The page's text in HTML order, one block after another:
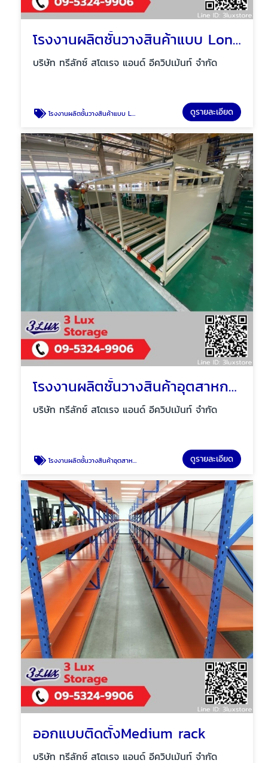
โรงงานผลิตชั้นวางสินค้าแบบ Long span shelf
บริษัท ทรีลักซ์ สโตเรจ แอนด์ อีควิปเม้นท์ จำกัด
โรงงานผลิตชั้นวางสินค้าแบบ Long span shelf ดูรายละเอียด
โรงงานผลิตชั้นวางสินค้าอุตสาหกรรม Made to order
บริษัท ทรีลักซ์ สโตเรจ แอนด์ อีควิปเม้นท์ จำกัด
โรงงานผลิตชั้นวางสินค้าอุตสาหกรรม Made to order ดูรายละเอียด
ออกแบบติดตั้งMedium rack
บริษัท ทรีลักซ์ สโตเรจ แอนด์ อีควิปเม้นท์ จำกัด